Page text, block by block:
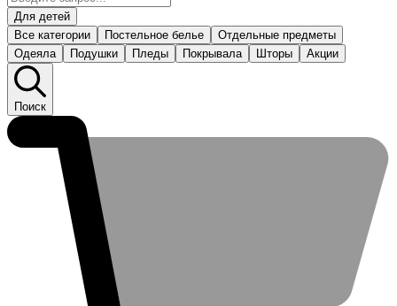
Для детей
Все категории
Постельное белье
Отдельные предметы
Одеяла
Подушки Пледы Покрывала Шторы Акции
Поиск